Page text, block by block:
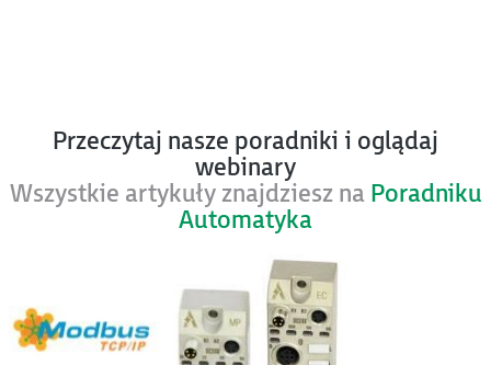
Przeczytaj nasze poradniki i oglądaj
webinary
Wszystkie artykuły znajdziesz na Poradniku
Automatyka